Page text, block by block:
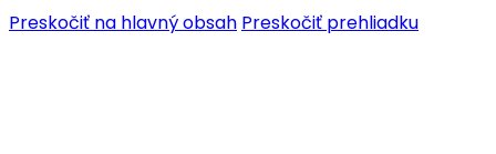
Preskočiť na hlavný obsah Preskočiť prehliadku